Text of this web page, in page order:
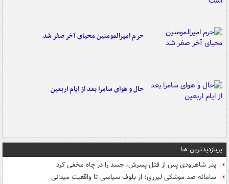
حرم امیرالمومنین محیای آخر صفر شد
حال و هوای سامرا بعد از ایام اربعین
پربازدیدترین ها
پدر شاهرودی پس از قتل پسرش، جسد را در چاه مخفی کرد
سامانه ضد موشکی لیزری؛ از بلوف سیاسی تا واقعیت میدانی